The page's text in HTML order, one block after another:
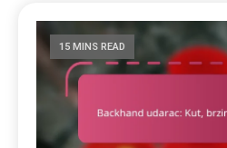
15 MINS READ